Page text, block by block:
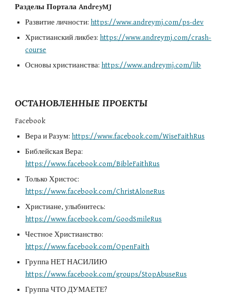
Разделы Портала AndreyMJ
Развитие личности: https://www.andreymj.com/ps-dev
Христианский ликбез: https://www.andreymj.com/crash-
course
Основы христианства: https://www.andreymj.com/lib
ОСТАНОВЛЕННЫЕ ПРОЕКТЫ
Facebook
Вера и Разум: https://www.facebook.com/WiseFaithRus
https://www.facebook.com/BibleFaithRus
https://www.facebook.com/ChristAloneRus
https://www.facebook.com/GoodSmileRus
https://www.facebook.com/OpenFaith
https://www.facebook.com/groups/StopAbuseRus